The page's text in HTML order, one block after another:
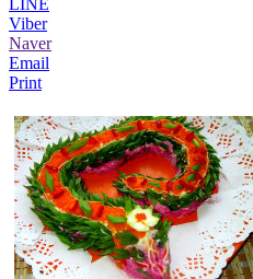
Viber
Naver
Email
Print